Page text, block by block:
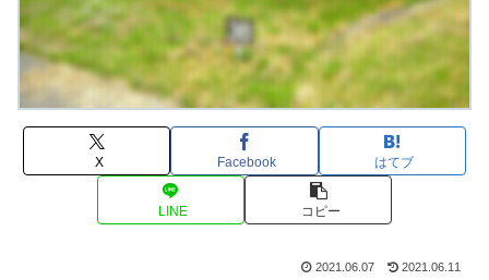
X Facebook はてブ
LINE コピー
2021.06.07 2021.06.11